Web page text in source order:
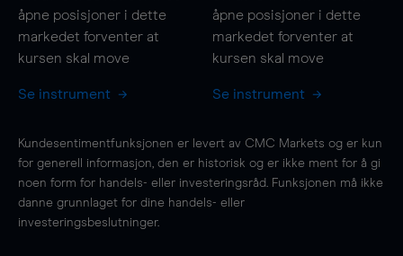
åpne posisjoner i dette
markedet forventer at
kursen skal move
Se instrument
åpne posisjoner i dette
markedet forventer at
kursen skal move
Se instrument
Kundesentimentfunksjonen er levert av CMC Markets og er kun
for generell informasjon, den er historisk og er ikke ment for å gi
noen form for handels- eller investeringsråd. Funksjonen må ikke
danne grunnlaget for dine handels- eller
investeringsbeslutninger.